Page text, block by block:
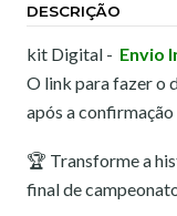
DESCRIÇÃO
kit Digital - Envio
O link para fazer o
após a
🏆 Transforme a
final de